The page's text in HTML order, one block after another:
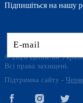
Підпишіться на нашу
© 2026 Цеппелін
Всі права захищені.
Підтримка сайту -